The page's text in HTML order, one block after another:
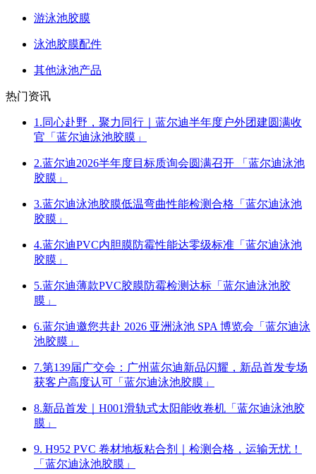
游泳池胶膜
泳池胶膜配件
其他泳池产品
热门资讯
1.同心赴野，聚力同行｜蓝尔迪半年度户外团建圆满收
官「蓝尔迪泳池胶膜」
2.蓝尔迪2026半年度目标质询会圆满召开 「蓝尔迪泳池
胶膜」
3.蓝尔迪泳池胶膜低温弯曲性能检测合格「蓝尔迪泳池
胶膜」
4.蓝尔迪PVC内胆膜防霉性能达零级标准「蓝尔迪泳池
胶膜」
5.蓝尔迪薄款PVC胶膜防霉检测达标「蓝尔迪泳池胶
膜」
6.蓝尔迪邀您共赴 2026 亚洲泳池 SPA 博览会「蓝尔迪泳
池胶膜」
7.第139届广交会：广州蓝尔迪新品闪耀，新品首发专场
获客户高度认可「蓝尔迪泳池胶膜」
8.新品首发｜H001滑轨式太阳能收卷机「蓝尔迪泳池胶
膜」
9. H952 PVC 卷材地板粘合剂｜检测合格，运输无忧！
「蓝尔迪泳池胶膜」